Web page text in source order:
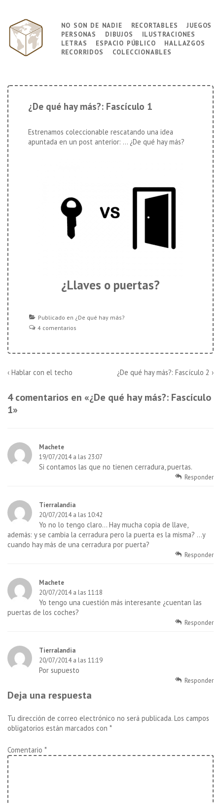
contenido
principal
Navegación
principal
no son de nadie recortables juegos
personas dibujos ilustraciones
letras espacio público hallazgos
recorridos coleccionables
¿De qué hay más?: Fascículo 1
Estrenamos coleccionable rescatando una idea
apuntada en un post anterior: … ¿De qué hay más?
¿Llaves o puertas?
Publicado en ¿De qué hay más?
4 comentarios
Navegación
de
entradas
La
es
‹ Hablar con el techo
La
es
¿De qué hay más?: Fascículo 2 ›
4 comentarios en «¿De qué hay más?: Fascículo
1»
Machete
19/07/2014 a las 23:07
Si contamos las que no tienen cerradura, puertas.
Responder
Tierralandia
20/07/2014 a las 10:42
Yo no lo tengo claro… Hay mucha copia de llave,
además: y se cambia la cerradura pero la puerta es la misma? …y
cuando hay más de una cerradura por puerta?
Responder
Machete
20/07/2014 a las 11:18
Yo tengo una cuestión más interesante ¿cuentan las
puertas de los coches?
Responder
Tierralandia
20/07/2014 a las 11:19
Por supuesto
Responder
Deja una respuesta
Tu dirección de correo electrónico no será publicada. Los campos
obligatorios están marcados con *
Comentario *